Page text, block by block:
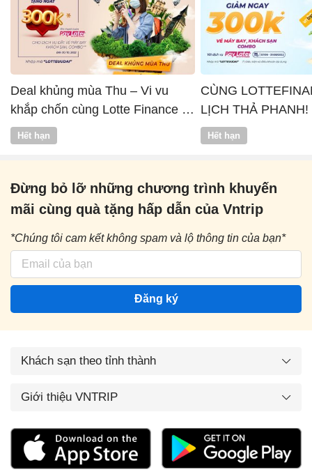
Deal khủng mùa Thu – Vi vu
khắp chốn cùng Lotte Finance x
Vntrip
Hết hạn
CÙNG
LỊCH THẢ PHANH!
Hết hạn
Đừng bỏ lỡ những chương trình khuyến
mãi cùng quà tặng hấp dẫn của Vntrip
*Chúng tôi cam kết không spam và lộ thông tin của bạn*
Đăng ký
Khách sạn theo tỉnh thành
Giới thiệu VNTRIP